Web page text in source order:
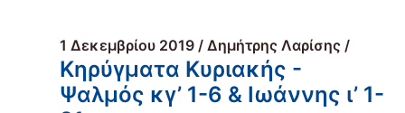
1 Δεκεμβρίου 2019 / Δημήτρης Λαρίσης /
Κηρύγματα Κυριακής -
Ψαλμός κγ’ 1-6 & Ιωάννης ι’ 1-